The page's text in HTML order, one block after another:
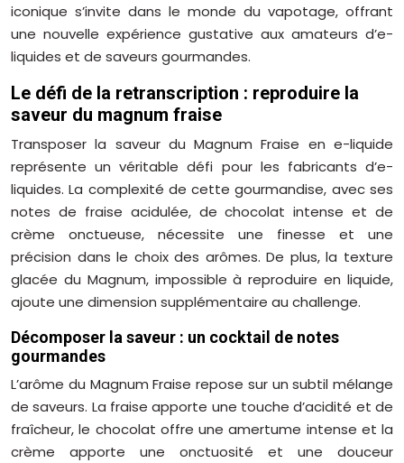
iconique s’invite dans le monde du vapotage, offrant
une nouvelle expérience gustative aux amateurs d’e-
liquides et de saveurs gourmandes.
Le défi de la retranscription : reproduire la
saveur du magnum fraise
Transposer la saveur du Magnum Fraise en e-liquide
représente un véritable défi pour les fabricants d’e-
liquides. La complexité de cette gourmandise, avec ses
notes de fraise acidulée, de chocolat intense et de
crème onctueuse, nécessite une finesse et une
précision dans le choix des arômes. De plus, la texture
glacée du Magnum, impossible à reproduire en liquide,
ajoute une dimension supplémentaire au challenge.
Décomposer la saveur : un cocktail de notes
gourmandes
L’arôme du Magnum Fraise repose sur un subtil mélange
de saveurs. La fraise apporte une touche d’acidité et de
fraîcheur, le chocolat offre une amertume intense et la
crème apporte une onctuosité et une douceur